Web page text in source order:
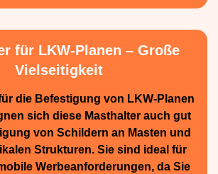
für LKW-Planen – Große
Vielseitigkeit
die Be­festigung von LKW-Planen
sich diese Masthalter auch gut
von Schildern an Masten und
Strukturen. Sie sind ideal für
Werbean­forderungen, da Sie